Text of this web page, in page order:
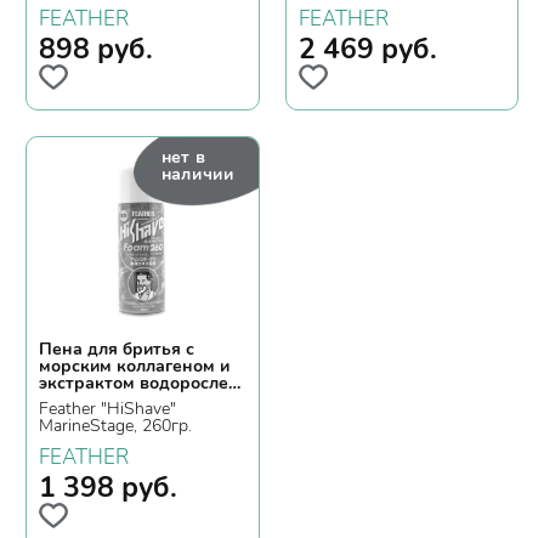
FEATHER
898 руб.
FEATHER
2 469 руб.
нет в
наличии
Пена для бритья с
морским коллагеном и
экстрактом водорослей
с лечебным эффектом
Feather "HiShave"
MarineStage, 260гр.
FEATHER
1 398 руб.